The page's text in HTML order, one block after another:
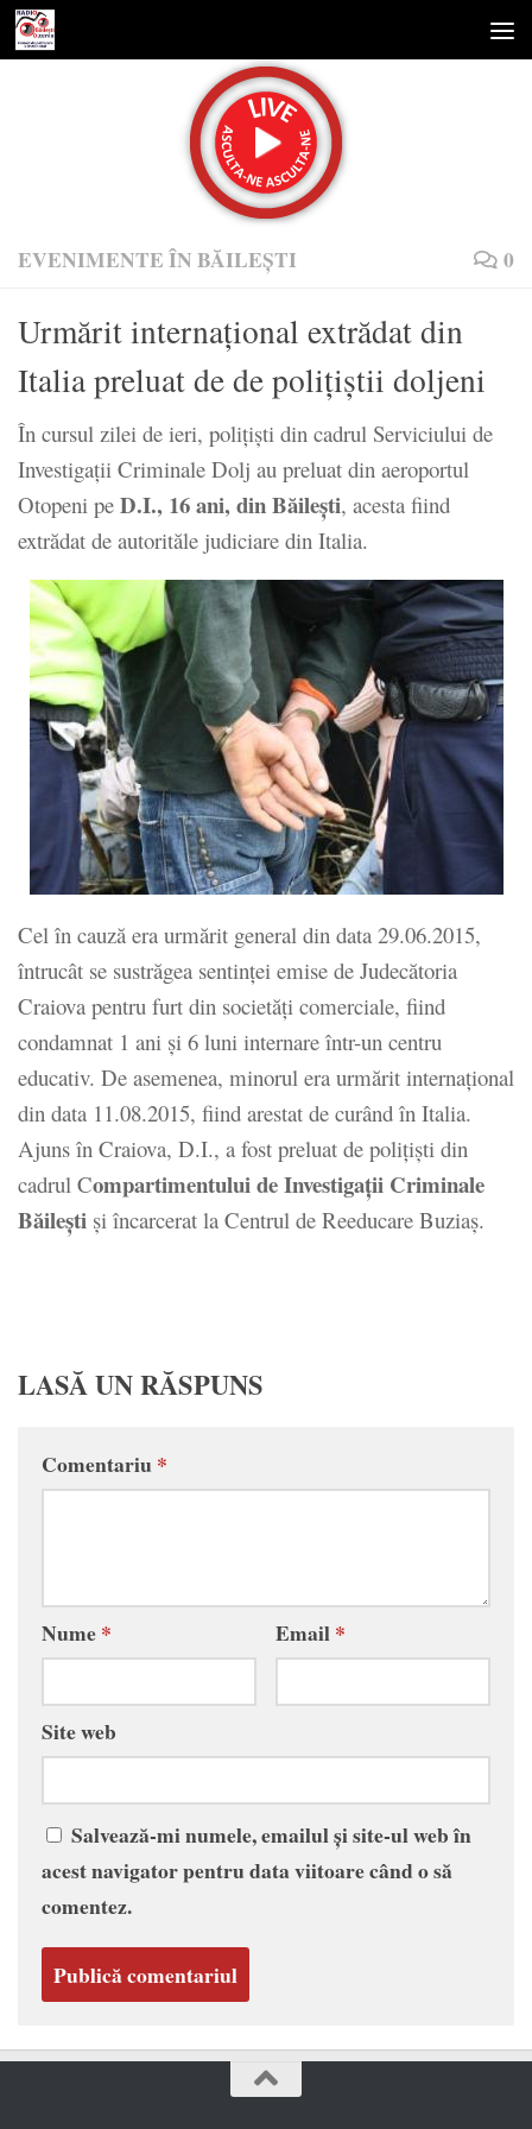
Skip to content
EVENIMENTE ÎN BĂILEȘTI 0
Urmărit internațional extrădat din
Italia preluat de de polițiștii doljeni
În cursul zilei de ieri, polițiști din cadrul Serviciului de
Investigații Criminale Dolj au preluat din aeroportul
Otopeni pe D.I., 16 ani, din Băileşti, acesta fiind
extrădat de autorităle judiciare din Italia.
Cel în cauză era urmărit general din data 29.06.2015,
întrucât se sustrăgea sentinţei emise de Judecătoria
Craiova pentru furt din societăţi comerciale, fiind
condamnat 1 ani şi 6 luni internare într-un centru
educativ. De asemenea, minorul era urmărit internaţional
din data 11.08.2015, fiind arestat de curând în Italia.
Ajuns în Craiova, D.I., a fost preluat de poliţişti din
cadrul Compartimentului de Investigaţii Criminale
Băileşti şi încarcerat la Centrul de Reeducare Buziaş.
LASĂ UN RĂSPUNS
Comentariu*
Nume* Email*
Site web
Salvează-mi numele, emailul și site-ul web în
acest navigator pentru data viitoare când o să
comentez.